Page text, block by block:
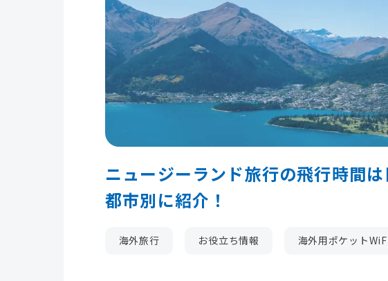
ニュージーランド旅行の飛行時間
都市別に紹介！
海外旅行 お役立ち情報 海外用ポケット